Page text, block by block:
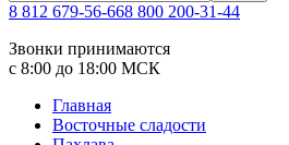
8 812 679-56-668 800 200-31-44
Звонки принимаются
с 8:00 до 18:00 МСК
Главная
Восточные сладости